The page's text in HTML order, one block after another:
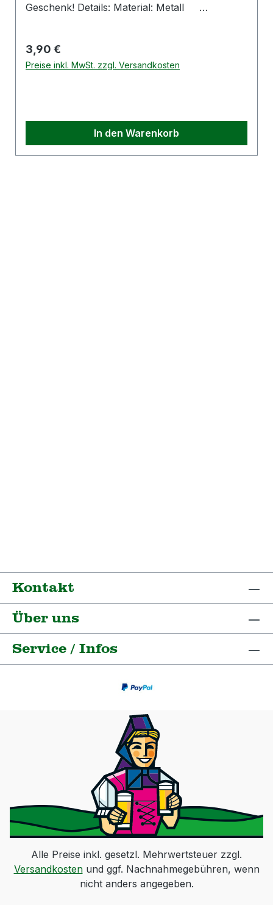
Geschenk! Details: Material: Metall
info@identity-sign.de
Regulärer Preis:
3,90 €
Preise inkl. MwSt. zzgl. Versandkosten
In den Warenkorb
Kontakt
Über uns
Service / Infos
Alle Preise inkl. gesetzl. Mehrwertsteuer zzgl.
Versandkostenund ggf. Nachnahmegebühren, wenn
nicht anders angegeben.